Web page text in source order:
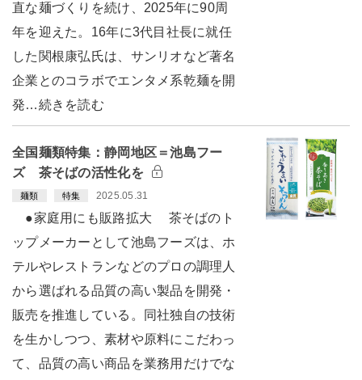
直な麺づくりを続け、2025年に90周
年を迎えた。16年に3代目社長に就任
した関根康弘氏は、サンリオなど著名
企業とのコラボでエンタメ系乾麺を開
発…続きを読む
全国麺類特集：静岡地区＝池島フー
ズ 茶そばの活性化を
麺類 特集 2025.05.31
●家庭用にも販路拡大 茶そばのト
ップメーカーとして池島フーズは、ホ
テルやレストランなどのプロの調理人
から選ばれる品質の高い製品を開発・
販売を推進している。同社独自の技術
を生かしつつ、素材や原料にこだわっ
て、品質の高い商品を業務用だけでな